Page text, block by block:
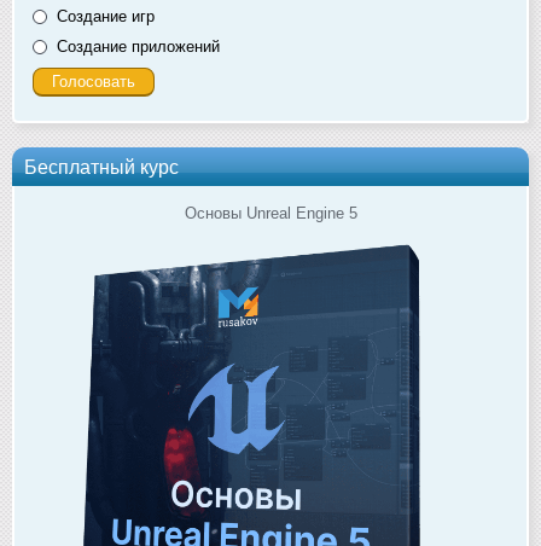
Создание игр
Создание приложений
Бесплатный курс
Основы Unreal Engine 5